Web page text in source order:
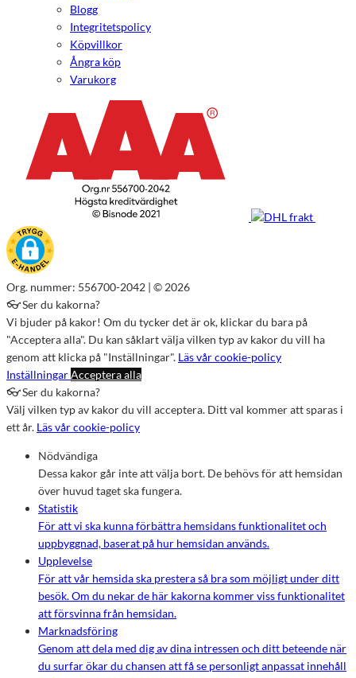
Blogg
Integritetspolicy
Köpvillkor
Ångra köp
Varukorg
Org. nummer: 556700-2042 | © 2026
👓 Ser du kakorna?
Vi bjuder på kakor! Om du tycker det är ok, klickar du bara på
"Acceptera alla". Du kan såklart välja vilken typ av kakor du vill ha
genom att klicka på "Inställningar". Läs vår cookie-policy
InställningarAcceptera alla
👓 Ser du kakorna?
Välj vilken typ av kakor du vill acceptera. Ditt val kommer att sparas i
ett år. Läs vår cookie-policy
Nödvändiga
Dessa kakor går inte att välja bort. De behövs för att hemsidan
över huvud taget ska fungera.
Statistik
För att vi ska kunna förbättra hemsidans funktionalitet och
uppbyggnad, baserat på hur hemsidan används.
Upplevelse
För att vår hemsida ska prestera så bra som möjligt under ditt
besök. Om du nekar de här kakorna kommer viss funktionalitet
att försvinna från hemsidan.
Marknadsföring
Genom att dela med dig av dina intressen och ditt beteende när
du surfar ökar du chansen att få se personligt anpassat innehåll